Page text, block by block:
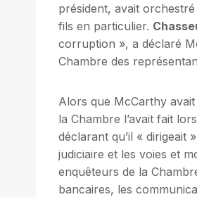
président, avait
fils en particulier.
corruption », a déclaré
Chambre des
Alors que McCarthy
la Chambre l’avait fait
déclarant qu’il « dirigeait
judiciaire et les voies et
enquêteurs de la
bancaires, les